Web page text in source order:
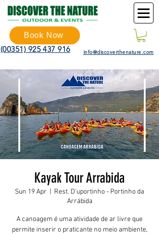
Book Now
(00351) 925 437 916 info@discoverthenature.com
Kayak Tour Arrabida
Sun 19 Apr
Rest. D'uportinho - Portinho da
Arrábida
A canoagem é uma atividade de ar livre que
permite inserir o praticante no meio ambiente,